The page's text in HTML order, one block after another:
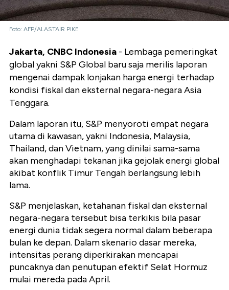
Foto: AFP/ALASTAIR PIKE
Jakarta, CNBC Indonesia - Lembaga pemeringkat
global yakni S&P Global baru saja merilis laporan
mengenai dampak lonjakan harga energi terhadap
kondisi fiskal dan eksternal negara-negara Asia
Tenggara.
Dalam laporan itu, S&P menyoroti empat negara
utama di kawasan, yakni Indonesia, Malaysia,
Thailand, dan Vietnam, yang dinilai sama-sama
akan menghadapi tekanan jika gejolak energi global
akibat konflik Timur Tengah berlangsung lebih
lama.
S&P menjelaskan, ketahanan fiskal dan eksternal
negara-negara tersebut bisa terkikis bila pasar
energi dunia tidak segera normal dalam beberapa
bulan ke depan. Dalam skenario dasar mereka,
intensitas perang diperkirakan mencapai
puncaknya dan penutupan efektif Selat Hormuz
mulai mereda pada April.